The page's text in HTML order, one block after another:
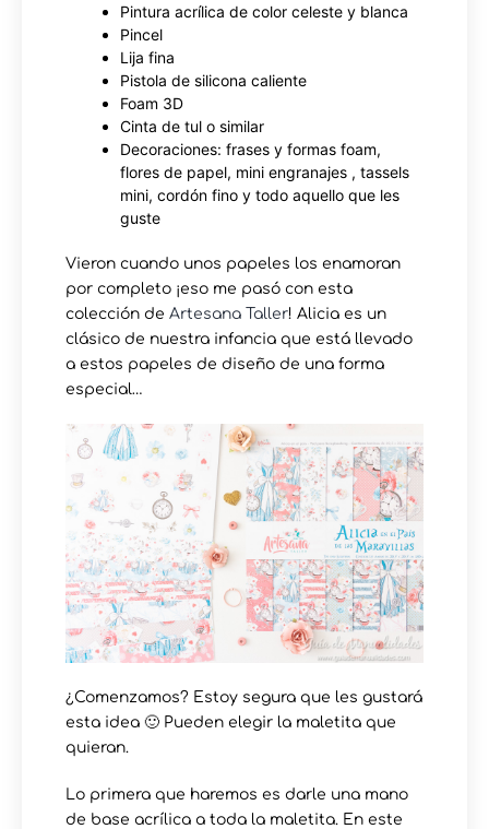
Pintura acrílica de color celeste y blanca⁠
Pincel⁠
Lija fina⁠
Pistola de silicona caliente⁠
Foam 3D⁠
Cinta de tul o similar⁠
Decoraciones: frases y formas foam,
flores de papel, mini engranajes , tassels
mini, cordón fino y todo aquello que les
guste
Vieron cuando unos papeles los enamoran
por completo ¡eso me pasó con esta
colección de Artesana Taller! Alicia es un
clásico de nuestra infancia que está llevado
a estos papeles de diseño de una forma
especial…
¿Comenzamos? Estoy segura que les gustará
esta idea 🙂 Pueden elegir la maletita que
quieran.
Lo primera que haremos es darle una mano
de base acrílica a toda la maletita⁠. En este